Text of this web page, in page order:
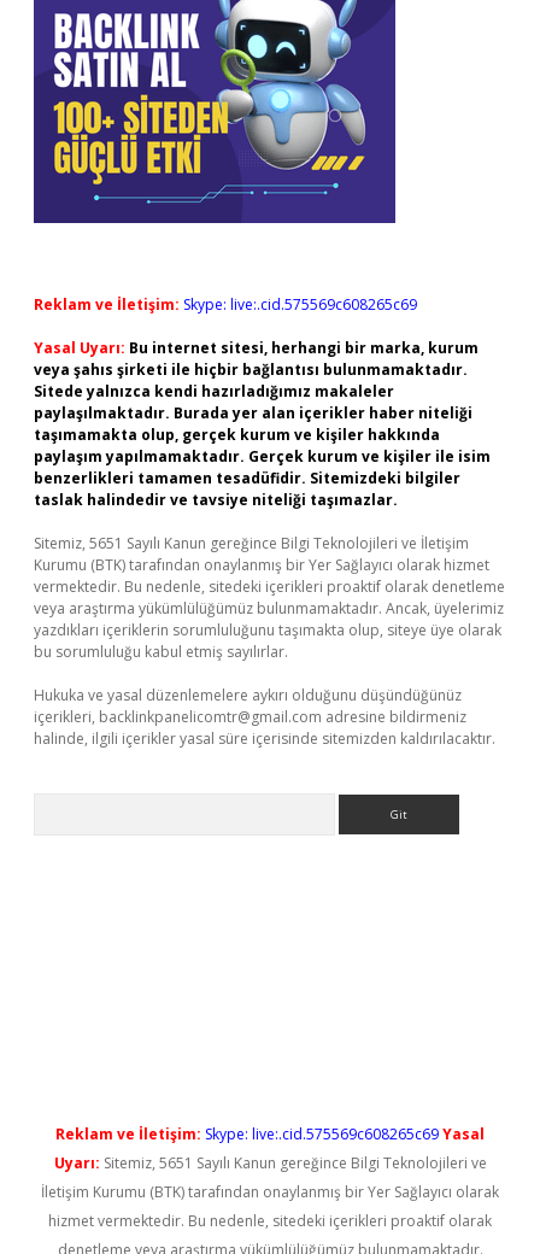
Reklam ve İletişim: Skype: live:.cid.575569c608265c69
Yasal Uyarı: Bu internet sitesi, herhangi bir marka, kurum
veya şahıs şirketi ile hiçbir bağlantısı bulunmamaktadır.
Sitede yalnızca kendi hazırladığımız makaleler
paylaşılmaktadır. Burada yer alan içerikler haber niteliği
taşımamakta olup, gerçek kurum ve kişiler hakkında
paylaşım yapılmamaktadır. Gerçek kurum ve kişiler ile isim
benzerlikleri tamamen tesadüfidir. Sitemizdeki bilgiler
taslak halindedir ve tavsiye niteliği taşımazlar.
Sitemiz, 5651 Sayılı Kanun gereğince Bilgi Teknolojileri ve İletişim
Kurumu (BTK) tarafından onaylanmış bir Yer Sağlayıcı olarak hizmet
vermektedir. Bu nedenle, sitedeki içerikleri proaktif olarak denetleme
veya araştırma yükümlülüğümüz bulunmamaktadır. Ancak, üyelerimiz
yazdıkları içeriklerin sorumluluğunu taşımakta olup, siteye üye olarak
bu sorumluluğu kabul etmiş sayılırlar.
Hukuka ve yasal düzenlemelere aykırı olduğunu düşündüğünüz
içerikleri, backlinkpanelicomtr@gmail.com adresine bildirmeniz
halinde, ilgili içerikler yasal süre içerisinde sitemizden kaldırılacaktır.
Reklam ve İletişim: Skype: live:.cid.575569c608265c69Yasal
Uyarı: Sitemiz, 5651 Sayılı Kanun gereğince Bilgi Teknolojileri ve
İletişim Kurumu (BTK) tarafından onaylanmış bir Yer Sağlayıcı olarak
hizmet vermektedir. Bu nedenle, sitedeki içerikleri proaktif olarak
denetleme veya araştırma yükümlülüğümüz bulunmamaktadır.